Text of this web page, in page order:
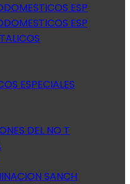
ESP
ESP
ESPECIALES
DEL NO T
SANCH